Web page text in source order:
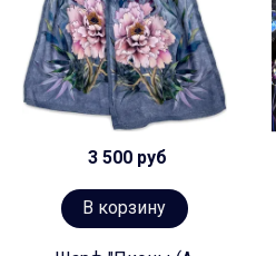
3 500 руб
В корзину